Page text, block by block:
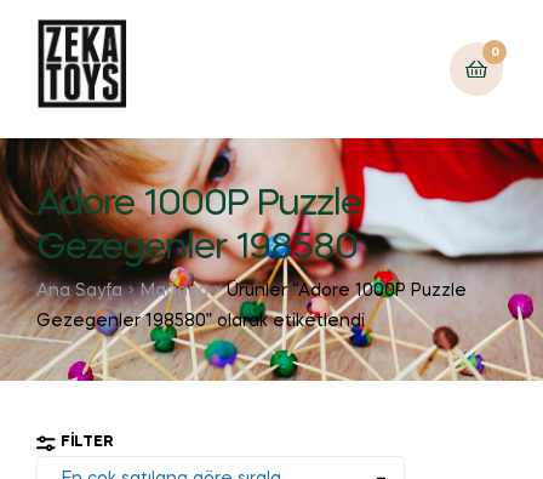
0
Adore 1000P Puzzle
Gezegenler 198580
Ana Sayfa Mağaza
Ürünler “Adore 1000P Puzzle
Gezegenler 198580” olarak etiketlendi
FILTER